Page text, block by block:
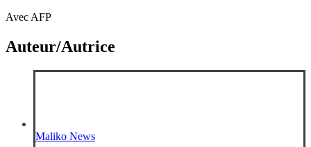
Avec AFP
Auteur/Autrice
Maliko News